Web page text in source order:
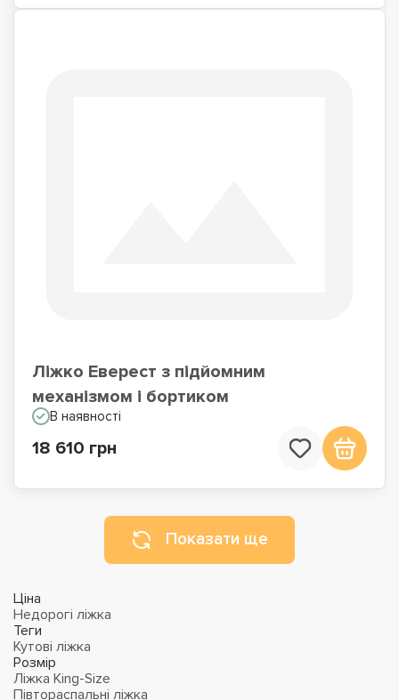
Ліжко Еверест з підйомним
механізмом і бортиком
В наявності
18 610 грн
Показати ще
Ціна
Недорогі ліжка
Теги
Кутові ліжка
Розмір
Ліжка King-Size
Півтораспальні ліжка